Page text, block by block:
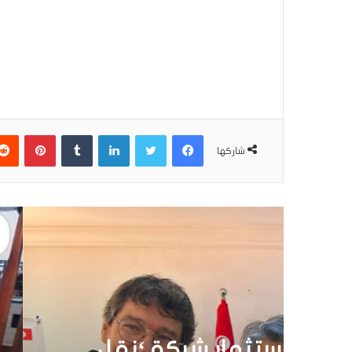
شاركها
فيسبوكتويتر لينكدإن
30 يونيو 2026